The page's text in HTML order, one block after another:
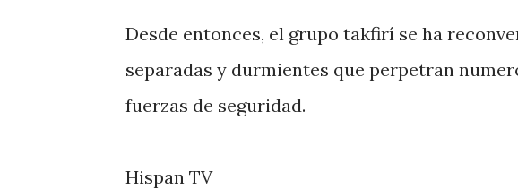
Desde entonces, el grupo takfirí se ha
separadas y durmientes que perpetran
fuerzas de seguridad.
Hispan TV